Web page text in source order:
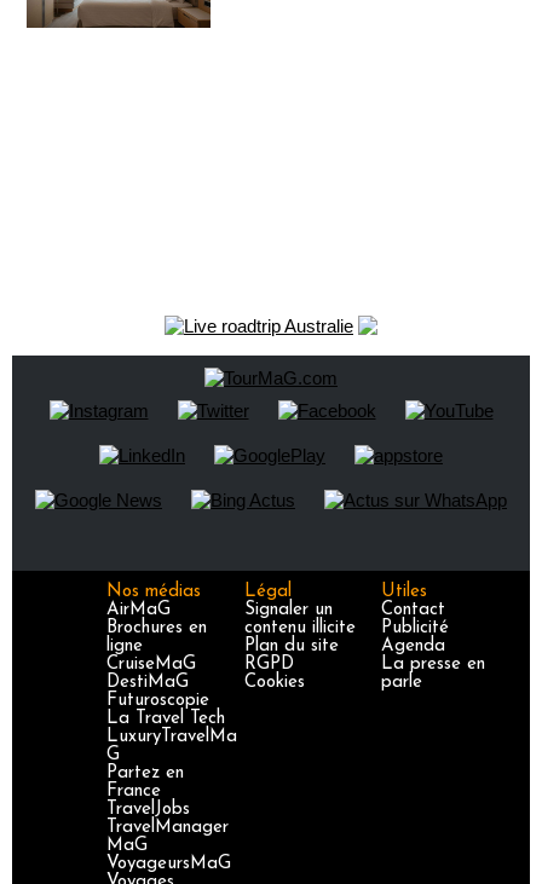
Nos médias
AirMaG
Brochures en
ligne
CruiseMaG
DestiMaG
Futuroscopie
La Travel Tech
LuxuryTravelMa
G
Partez en
France
TravelJobs
TravelManager
MaG
VoyageursMaG
Légal
Signaler un
contenu illicite
Plan du site
RGPD
Cookies
Utiles
Contact
Publicité
Agenda
La presse en
parle